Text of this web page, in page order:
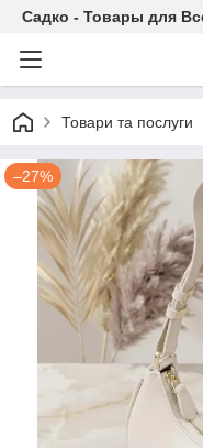
Садко - Товары для
Товари та послуги
–27%